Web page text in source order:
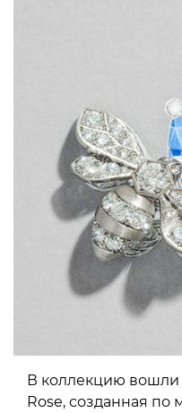
В коллекцию вошли
Rose, созданная по